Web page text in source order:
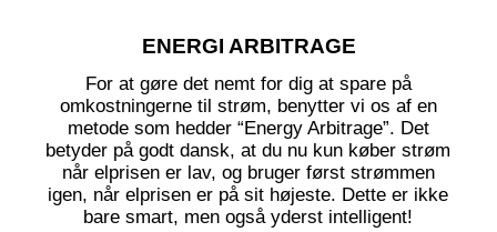
For at gøre det nemt for dig at spare på
omkostningerne til strøm, benytter vi os af en
metode som hedder “Energy Arbitrage”. Det
betyder på godt dansk, at du nu kun køber strøm
når elprisen er lav, og bruger først strømmen
igen, når elprisen er på sit højeste. Dette er ikke
bare smart, men også yderst intelligent!
ENERGI ARBITRAGE